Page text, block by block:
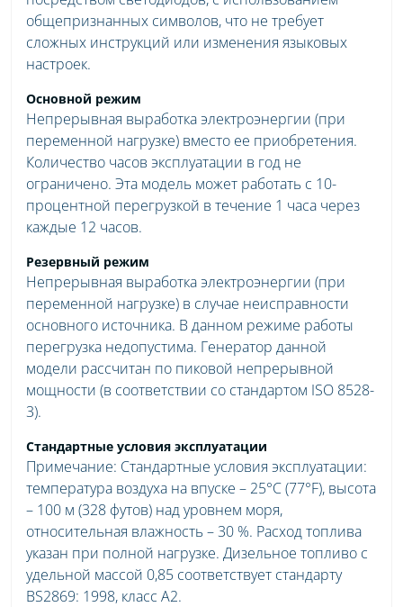
общепризнанных символов, что не требует
сложных инструкций или изменения языковых
настроек.
Основной режим
Непрерывная выработка электроэнергии (при
переменной нагрузке) вместо ее приобретения.
Количество часов эксплуатации в год не
ограничено. Эта модель может работать с 10-
процентной перегрузкой в течение 1 часа через
каждые 12 часов.
Резервный режим
Непрерывная выработка электроэнергии (при
переменной нагрузке) в случае неисправности
основного источника. В данном режиме работы
перегрузка недопустима. Генератор данной
модели рассчитан по пиковой непрерывной
мощности (в соответствии со стандартом ISO 8528-
3).
Стандартные условия эксплуатации
Примечание: Стандартные условия эксплуатации:
температура воздуха на впуске – 25°C (77°F), высота
– 100 м (328 футов) над уровнем моря,
относительная влажность – 30 %. Расход топлива
указан при полной нагрузке. Дизельное топливо с
удельной массой 0,85 соответствует стандарту
BS2869: 1998, класс A2.